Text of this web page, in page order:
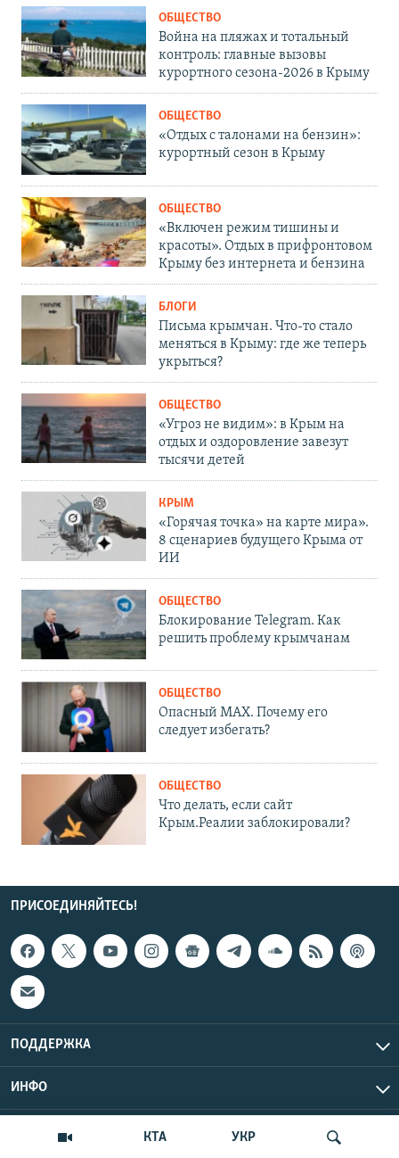
КТА УКР
ОБЩЕСТВО
Война на пляжах и тотальный
контроль: главные вызовы
курортного сезона-2026 в Крыму
ОБЩЕСТВО
«Отдых с талонами на бензин»:
курортный сезон в Крыму
ОБЩЕСТВО
«Включен режим тишины и
красоты». Отдых в прифронтовом
Крыму без интернета и бензина
БЛОГИ
Письма крымчан. Что-то стало
меняться в Крыму: где же теперь
укрыться?
ОБЩЕСТВО
«Угроз не видим»: в Крым на
отдых и оздоровление завезут
тысячи детей
КРЫМ
«Горячая точка» на карте мира».
8 сценариев будущего Крыма от
ИИ
ОБЩЕСТВО
Блокирование Telegram. Как
решить проблему крымчанам
ОБЩЕСТВО
Опасный MAX. Почему его
следует избегать?
ОБЩЕСТВО
Что делать, если сайт
Крым.Реалии заблокировали?
ПРИСОЕДИНЯЙТЕСЬ!
ПОДДЕРЖКА
ИНФО
Copyright Крым.Реалии, 2026 | Все права защищены.
UTC+3